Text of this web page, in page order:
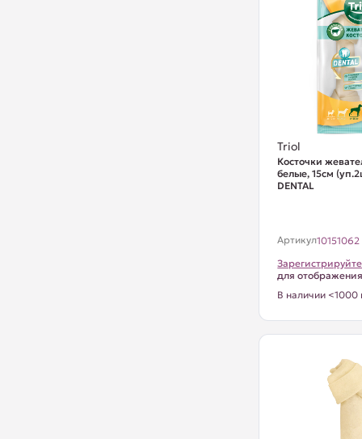
Triol
Косточки
белые, 15см
DENTAL
Артикул10151062
для
В наличии <1000